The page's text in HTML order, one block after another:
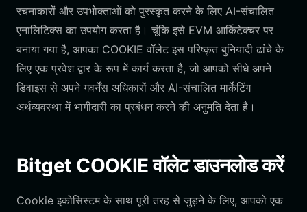
रचनाकारों और उपभोक्ताओं को पुरस्कृत करने के लिए AI-संचालित
एनालिटिक्स का उपयोग करता है। चूंकि इसे EVM आर्किटेक्चर पर
बनाया गया है, आपका COOKIE वॉलेट इस परिष्कृत बुनियादी ढांचे के
लिए एक प्रवेश द्वार के रूप में कार्य करता है, जो आपको सीधे अपने
डिवाइस से अपने गवर्नेंस अधिकारों और AI-संचालित मार्केटिंग
अर्थव्यवस्था में भागीदारी का प्रबंधन करने की अनुमति देता है।
Bitget COOKIE वॉलेट डाउनलोड करें
Cookie इकोसिस्टम के साथ पूरी तरह से जुड़ने के लिए, आपको एक